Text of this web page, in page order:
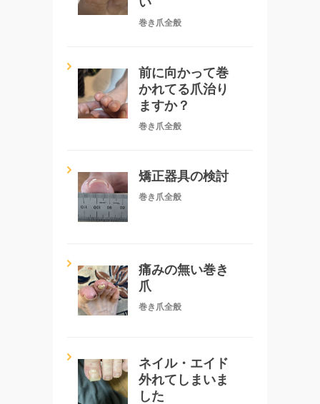
巻き爪全般
前に向かって巻
かれてる爪治り
ますか？
巻き爪全般
矯正器具の検討
巻き爪全般
痛みの無い巻き
爪
巻き爪全般
ネイル・エイド
外れてしまいま
した